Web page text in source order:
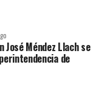
José Méndez Llach se
de